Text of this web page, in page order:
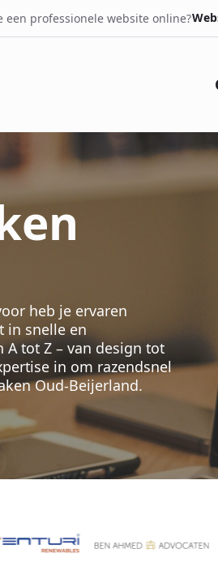
een professionele website online?
heb je ervaren
in snelle en
tot Z – van design tot
in om razendsnel
Oud-Beijerland.